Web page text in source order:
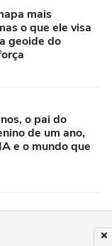
mais
o que ele visa
geoide do
o pai do
de um ano,
e o mundo que